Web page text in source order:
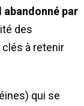
abandonné par
des
à retenir
qui se